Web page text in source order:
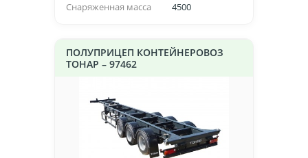
Снаряженная масса
4500
ПОЛУПРИЦЕП КОНТЕЙНЕРОВОЗ
ТОНАР – 97462